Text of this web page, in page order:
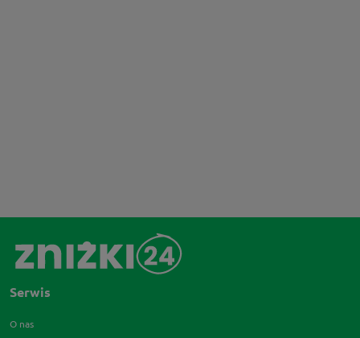
Serwis
O nas